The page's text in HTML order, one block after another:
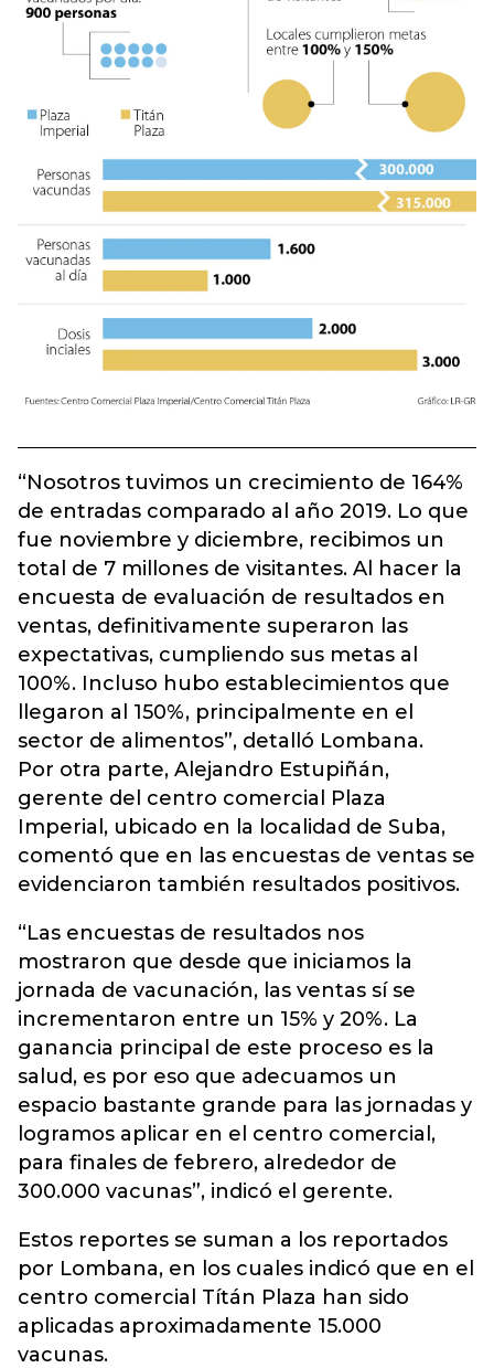
“Nosotros tuvimos un crecimiento de 164%
de entradas comparado al año 2019. Lo que
fue noviembre y diciembre, recibimos un
total de 7 millones de visitantes. Al hacer la
encuesta de evaluación de resultados en
ventas, definitivamente superaron las
expectativas, cumpliendo sus metas al
100%. Incluso hubo establecimientos que
llegaron al 150%, principalmente en el
sector de alimentos”, detalló Lombana.
Por otra parte, Alejandro Estupiñán,
gerente del centro comercial Plaza
Imperial, ubicado en la localidad de Suba,
comentó que en las encuestas de ventas se
evidenciaron también resultados positivos.
“Las encuestas de resultados nos
mostraron que desde que iniciamos la
jornada de vacunación, las ventas sí se
incrementaron entre un 15% y 20%. La
ganancia principal de este proceso es la
salud, es por eso que adecuamos un
espacio bastante grande para las jornadas y
logramos aplicar en el centro comercial,
para finales de febrero, alrededor de
300.000 vacunas”, indicó el gerente.
Estos reportes se suman a los reportados
por Lombana, en los cuales indicó que en el
centro comercial Títán Plaza han sido
aplicadas aproximadamente 15.000
vacunas.